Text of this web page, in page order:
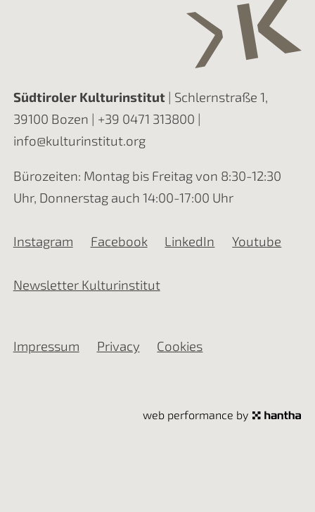
Südtiroler Kulturinstitut| Schlernstraße 1,
39100 Bozen | +39 0471 313800 |
info@kulturinstitut.org
Bürozeiten: Montag bis Freitag von 8:30-12:30
Uhr, Donnerstag auch 14:00-17:00 Uhr
Instagram Facebook LinkedIn Youtube
Newsletter Kulturinstitut
Impressum Privacy Cookies
web performance by